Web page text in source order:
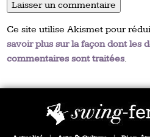
Ce site utilise Akismet pour
savoir plus sur la façon dont les
commentaires sont traitées.